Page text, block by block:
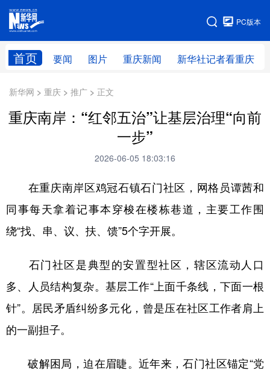
PC版本
首页 要闻 图片 重庆新闻 新华社记者看重庆
网站地图
新华网 > 重庆 > 推广 > 正文
重庆南岸：“红邻五治”让基层治理“向前
一步”
2026-06-05 18:03:16
在重庆南岸区鸡冠石镇石门社区，网格员谭茜和
同事每天拿着记事本穿梭在楼栋巷道，主要工作围
绕“找、串、议、扶、馈”5个字开展。
石门社区是典型的安置型社区，辖区流动人口
多、人员结构复杂。基层工作“上面千条线，下面一根
针”。居民矛盾纠纷多元化，曾是压在社区工作者肩上
的一副担子。
破解困局，迫在眉睫。近年来，石门社区锚定“党